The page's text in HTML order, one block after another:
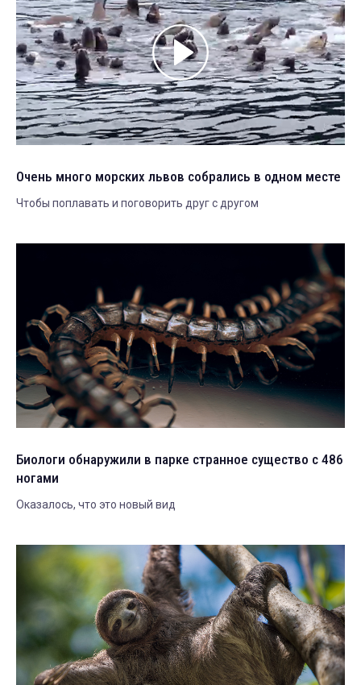
Очень много морских львов собрались в одном месте
Чтобы поплавать и поговорить друг с другом
Биологи обнаружили в парке странное существо с 486
ногами
Оказалось, что это новый вид